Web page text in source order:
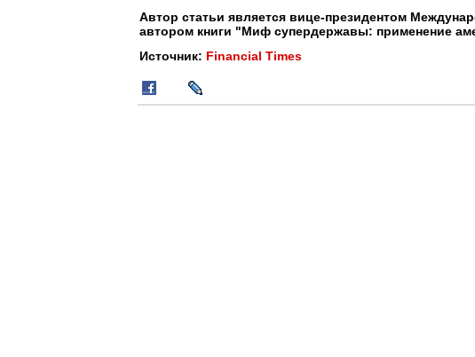
Автор статьи является вице-президентом
автором книги "Миф супердержавы: применение
Источник: Financial Times